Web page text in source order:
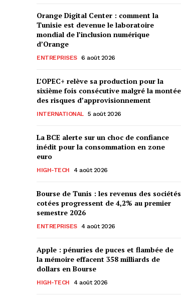
Orange Digital Center : comment la
Tunisie est devenue le laboratoire
mondial de l’inclusion numérique
d’Orange
ENTREPRISES 6 août 2026
L’OPEC+ relève sa production pour la
sixième fois consécutive malgré la montée
des risques d’approvisionnement
INTERNATIONAL 5 août 2026
La BCE alerte sur un choc de confiance
inédit pour la consommation en zone
euro
HIGH-TECH 4 août 2026
Bourse de Tunis : les revenus des sociétés
cotées progressent de 4,2% au premier
semestre 2026
ENTREPRISES 4 août 2026
Apple : pénuries de puces et flambée de
la mémoire effacent 358 milliards de
dollars en Bourse
HIGH-TECH 4 août 2026